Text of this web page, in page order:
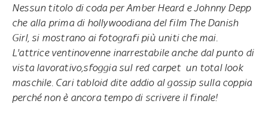
Nessun titolo di coda per Amber Heard e Johnny Depp
che alla prima di hollywoodiana del film The Danish
Girl, si mostrano ai fotografi più uniti che mai.
L'attrice ventinovenne inarrestabile anche dal punto di
vista lavorativo,sfoggia sul red carpet un total look
maschile. Cari tabloid dite addio al gossip sulla coppia
perché non è ancora tempo di scrivere il finale!